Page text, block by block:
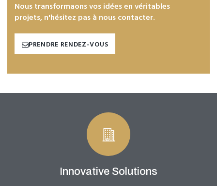
Nous transformaons vos idées en véritables
projets, n'hésitez pas à nous contacter.
PRENDRE RENDEZ-VOUS
Innovative Solutions